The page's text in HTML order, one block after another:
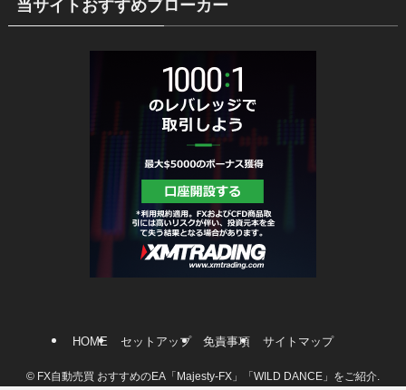
当サイトおすすめブローカー
HOME セットアップ 免責事項 サイトマップ
© FX自動売買 おすすめのEA「Majesty-FX」「WILD DANCE」をご紹介.